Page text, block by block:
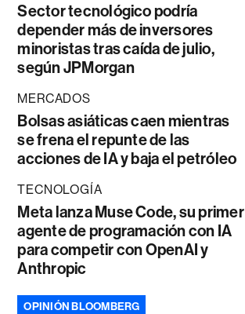
Sector tecnológico podría
depender más de inversores
minoristas tras caída de julio,
según JPMorgan
MERCADOS
Bolsas asiáticas caen mientras
se frena el repunte de las
acciones de IA y baja el petróleo
TECNOLOGÍA
Meta lanza Muse Code, su primer
agente de programación con IA
para competir con OpenAI y
Anthropic
OPINIÓN BLOOMBERG